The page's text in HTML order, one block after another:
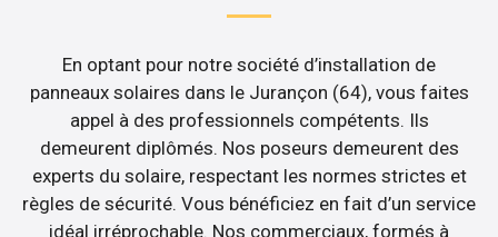
En optant pour notre société d’installation de
panneaux solaires dans le Jurançon (64), vous faites
appel à des professionnels compétents. Ils
demeurent diplômés. Nos poseurs demeurent des
experts du solaire, respectant les normes strictes et
règles de sécurité. Vous bénéficiez en fait d’un service
idéal irréprochable. Nos commerciaux, formés à